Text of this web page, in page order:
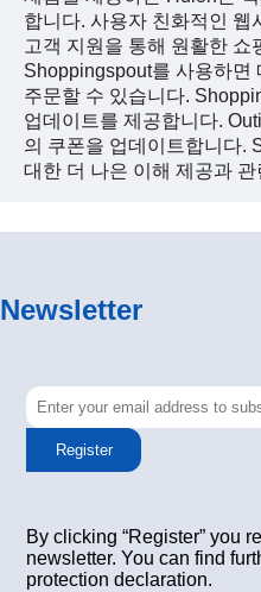
합니다. 사용자 친화적인 웹
고객 지원을 통해 원활한 쇼
Shoppingspout를 사용하면
주문할 수 있습니다.
업데이트를 제공합니다.
의 쿠폰을 업데이트합니다.
대한 더 나은 이해 제공과
Newsletter
Register
By clicking “Register” you
newsletter. You can find
protection declaration.